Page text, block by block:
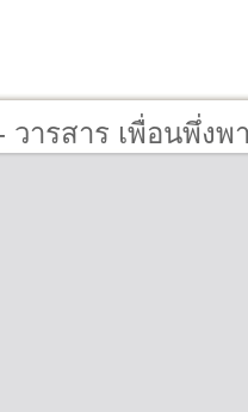
วารสาร เพื่อนพึ่งพ